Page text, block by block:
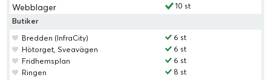
Webblager
10 st
Butiker
Bredden (InfraCity)
6 st
Hötorget, Sveavägen
6 st
Fridhemsplan
6 st
Ringen
8 st